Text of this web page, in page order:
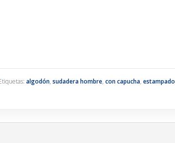
algodón,sudadera hombre,con capucha,estampado